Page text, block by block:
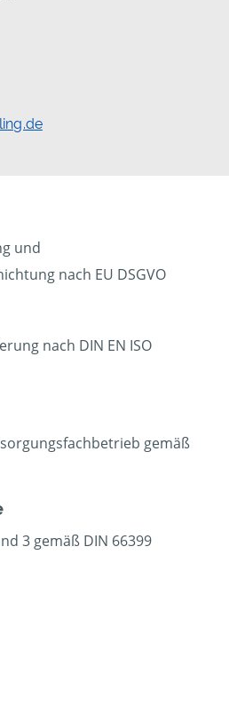
und
nach EU DSGVO
nach DIN EN ISO
gemäß
3 gemäß DIN 66399